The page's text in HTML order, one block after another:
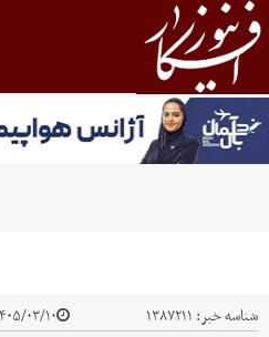
شناسه خبر: ۱۳۸۷۲۱۱ ۱۴۰۵/۰۳/۱۰ -